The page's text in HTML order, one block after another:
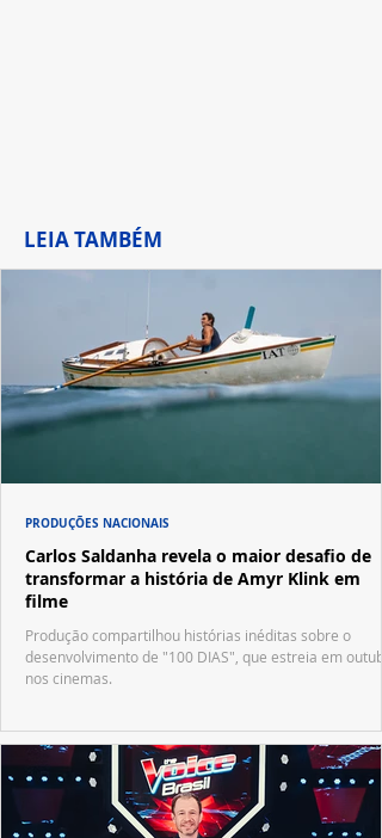
LEIA TAMBÉM
Carlos Saldanha revela o maior desafio de
transformar a história de Amyr Klink em
filme
Produção compartilhou histórias inéditas sobre o
desenvolvimento de "100 DIAS", que estreia em
nos cinemas.
PRODUÇÕES NACIONAIS